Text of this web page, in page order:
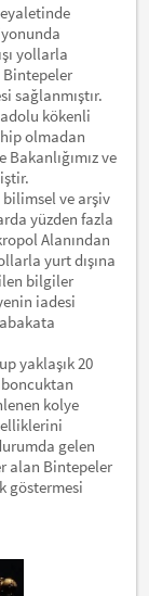
yollarla
Bintepeler
sağlanmıştır.
kökenli
olmadan
ve
bilimsel ve arşiv
yüzden fazla
Alanından
yurt dışına
bilgiler
iadesi
yaklaşık 20
kolye
gelen
alan Bintepeler
göstermesi